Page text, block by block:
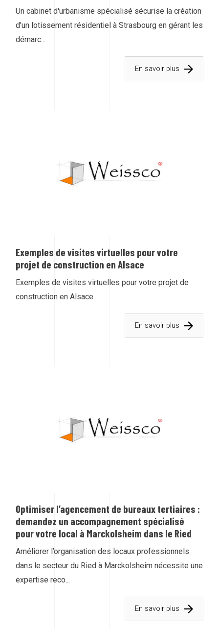
Un cabinet d'urbanisme spécialisé sécurise la création
d'un lotissement résidentiel à Strasbourg en gérant les
démarc...
En savoir plus
Exemples de visites virtuelles pour votre
projet de construction en Alsace
Exemples de visites virtuelles pour votre projet de
construction en Alsace
En savoir plus
Optimiser l’agencement de bureaux tertiaires :
demandez un accompagnement spécialisé
pour votre local à Marckolsheim dans le Ried
Améliorer l’organisation des locaux professionnels
dans le secteur du Ried à Marckolsheim nécessite une
expertise reco...
En savoir plus